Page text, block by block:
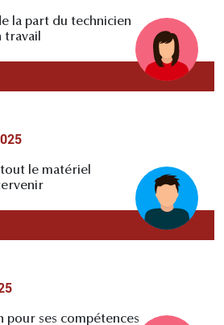
la part du technicien
travail
le matériel
pour ses compétences